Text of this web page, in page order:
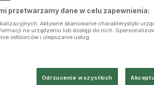
przetwarzamy dane w celu zapewnienia:
Aktywne skanowanie charakterystyki
na urządzeniu lub dostęp do nich.
odbiorców i ulepszanie usług.
Odrzucenie wszystkich